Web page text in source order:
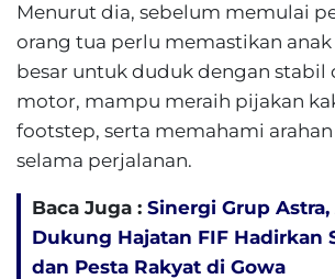
Menurut dia, sebelum memulai
orang tua perlu memastikan
besar untuk duduk dengan stabil
motor, mampu meraih pijakan
footstep, serta memahami
selama perjalanan.
Baca Juga : Sinergi Grup
Dukung Hajatan FIF Hadirkan
dan Pesta Rakyat di Gowa